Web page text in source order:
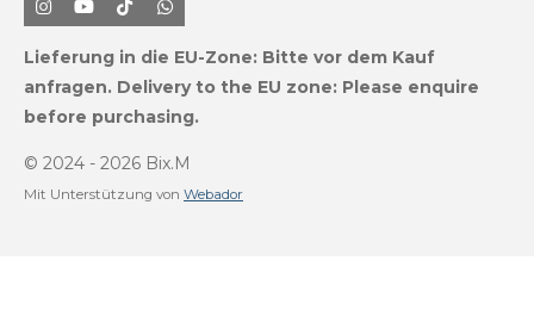
I
n
t
a
r
m
Y
o
T
u
e
T
i
k
T
o
W
h
t
s
p
Lieferung in die EU-Zone: Bitte vor dem Kauf
anfragen. Delivery to the EU zone: Please enquire
before purchasing.
© 2024 - 2026 Bix.M
Mit Unterstützung von Webador